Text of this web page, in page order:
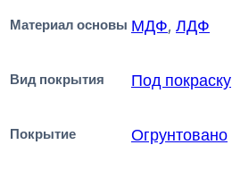
Материал основы МДФ, ЛДФ
Вид покрытия Под покраску
Покрытие Огрунтовано